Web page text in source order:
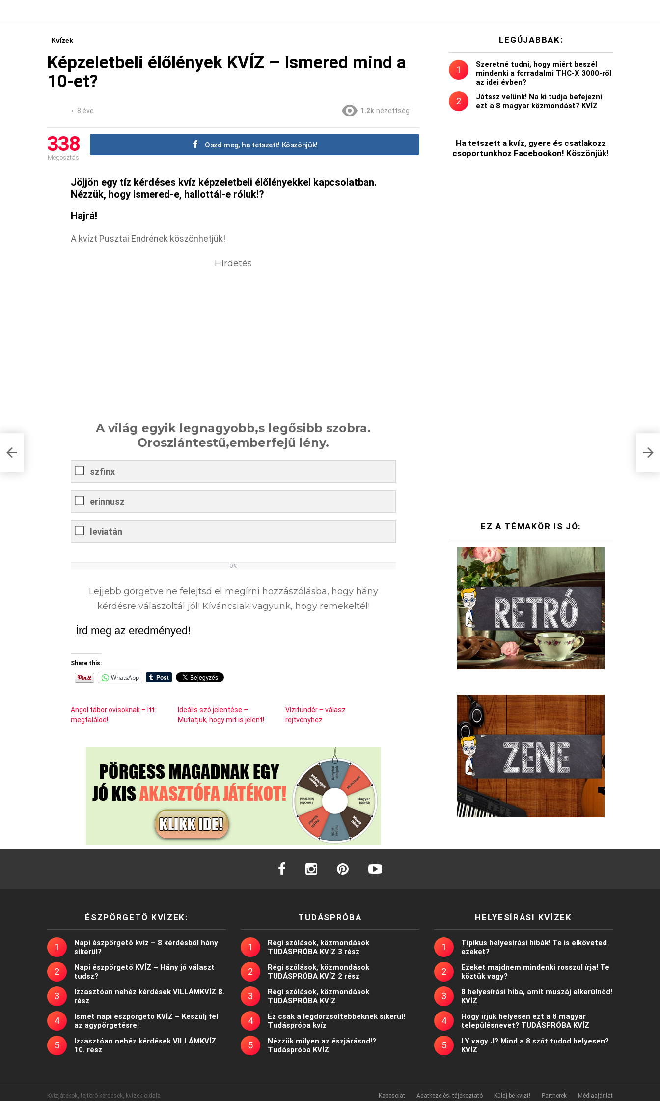
Kvízek
Képzeletbeli élőlények KVÍZ – Ismered mind a
10-et?
8 éve 1.2k nézettség
338
Megosztás
Oszd meg, ha tetszett! Köszönjük!
Jöjjön egy tíz kérdéses kvíz képzeletbeli élőlényekkel kapcsolatban.
Nézzük, hogy ismered-e, hallottál-e róluk!?
Hajrá!
A kvízt Pusztai Endrének köszönhetjük!
Hirdetés
A világ egyik legnagyobb,s legősibb szobra.
Oroszlántestű,emberfejű lény.
szfinx
erinnusz
leviatán
0%
Lejjebb görgetve ne felejtsd el megírni hozzászólásba, hogy hány
kérdésre válaszoltál jól! Kíváncsiak vagyunk, hogy remekeltél!
Írd meg az eredményed!
Share this:
WhatsApp
Angol tábor ovisoknak – Itt
megtalálod!
Ideális szó jelentése –
Mutatjuk, hogy mit is jelent!
Vízitündér – válasz
rejtvényhez
LEGÚJABBAK:
Szeretné tudni, hogy miért beszél
mindenki a forradalmi THC-X 3000-ről
az idei évben?
Játssz velünk! Na ki tudja befejezni
ezt a 8 magyar közmondást? KVÍZ
Ha tetszett a kvíz, gyere és csatlakozz
csoportunkhoz Facebookon! Köszönjük!
EZ A TÉMAKÖR IS JÓ:
facebook instagram
ÉSZPÖRGETŐ KVÍZEK:
Napi észpörgető kvíz – 8 kérdésből hány
sikerül?
Napi észpörgető KVÍZ – Hány jó választ
tudsz?
Izzasztóan nehéz kérdések VILLÁMKVÍZ 8.
rész
Ismét napi észpörgető KVÍZ – Készülj fel
az agypörgetésre!
Izzasztóan nehéz kérdések VILLÁMKVÍZ
10. rész
TUDÁSPRÓBA
Régi szólások, közmondások
TUDÁSPRÓBA KVÍZ 3 rész
Régi szólások, közmondások
TUDÁSPRÓBA KVÍZ 2 rész
Régi szólások, közmondások
TUDÁSPRÓBA KVÍZ
Ez csak a legdörzsöltebbeknek sikerül!
Tudáspróba kvíz
Nézzük milyen az észjárásod!?
Tudáspróba KVÍZ
HELYESÍRÁSI KVÍZEK
Tipikus helyesírási hibák! Te is elköveted
ezeket?
Ezeket majdnem mindenki rosszul írja! Te
köztük vagy?
8 helyesírási hiba, amit muszáj elkerülnöd!
KVÍZ
Hogy írjuk helyesen ezt a 8 magyar
településnevet? TUDÁSPRÓBA KVÍZ
LY vagy J? Mind a 8 szót tudod helyesen?
KVÍZ
Kvízjátékok, fejtörő kérdések, kvízek oldala Kapcsolat Adatkezelési tájékoztató Küldj be kvízt! Partnerek Médiaajánlat